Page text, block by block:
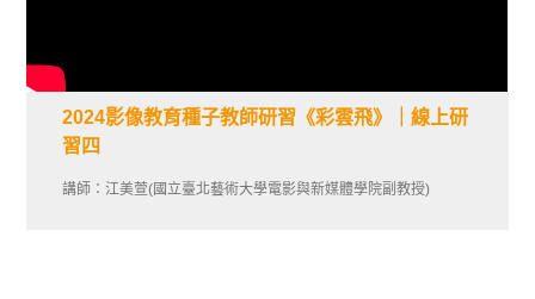
2024影像教育種子教師研習《彩雲飛》｜線上研
習四
講師：江美萱(國立臺北藝術大學電影與新媒體學院副教授)